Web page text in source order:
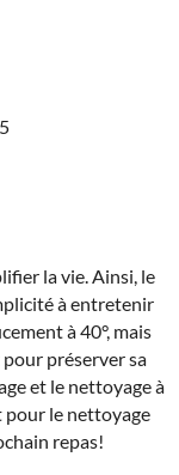
la vie. Ainsi, le
à entretenir
à 40°, mais
préserver sa
et le nettoyage à
pour le nettoyage
repas!